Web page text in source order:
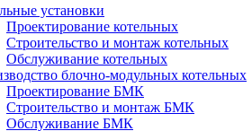
установки
Проектирование котельных
Строительство и монтаж котельных
Обслуживание котельных
блочно-модульных котельных
Проектирование БМК
Строительство и монтаж БМК
Обслуживание БМК